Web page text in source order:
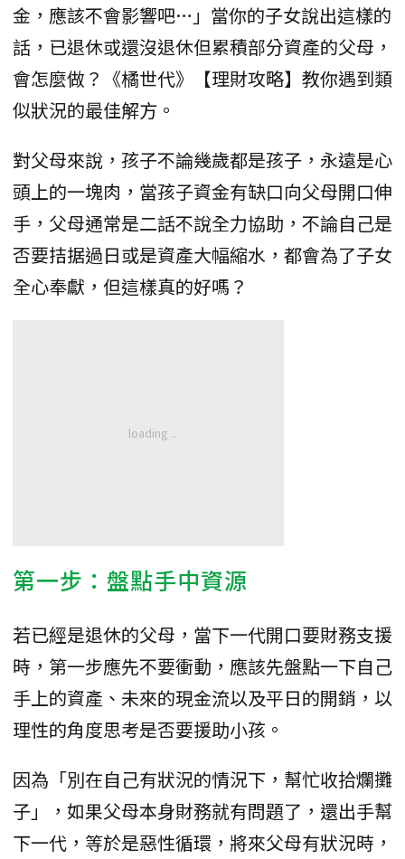
金，應該不會影響吧…」當你的子女說出這樣的
話，已退休或還沒退休但累積部分資產的父母，
會怎麼做？《橘世代》【理財攻略】教你遇到類
似狀況的最佳解方。
對父母來說，孩子不論幾歲都是孩子，永遠是心
頭上的一塊肉，當孩子資金有缺口向父母開口伸
手，父母通常是二話不說全力協助，不論自己是
否要拮据過日或是資產大幅縮水，都會為了子女
全心奉獻，但這樣真的好嗎？
第一步：盤點手中資源
若已經是退休的父母，當下一代開口要財務支援
時，第一步應先不要衝動，應該先盤點一下自己
手上的資產、未來的現金流以及平日的開銷，以
理性的角度思考是否要援助小孩。
因為「別在自己有狀況的情況下，幫忙收拾爛攤
子」，如果父母本身財務就有問題了，還出手幫
下一代，等於是惡性循環，將來父母有狀況時，